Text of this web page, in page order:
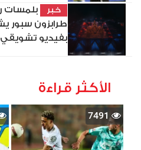
خبر
بلمسات
طرابزون سبور
بفيديو تشويقي
الأكثر قراءة
7491